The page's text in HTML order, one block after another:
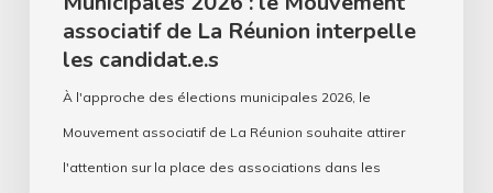
candidat.e.s
associatif de La Réunion interpelle
les candidat.e.s
À l'approche des élections municipales 2026, le
Mouvement associatif de La Réunion souhaite attirer
l'attention sur la place des associations dans les